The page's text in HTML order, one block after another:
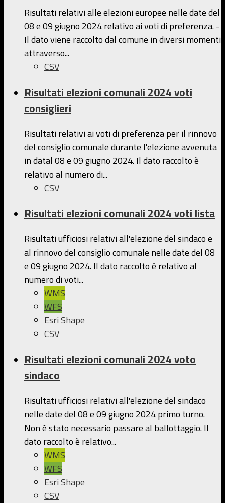
Risultati relativi alle elezioni europee nelle date del
08 e 09 giugno 2024 relativo ai voti di preferenza. -
Il dato viene raccolto dal comune in diversi momenti
attraverso...
CSV
Risultati elezioni comunali 2024 voti
consiglieri
Risultati relativi ai voti di preferenza per il rinnovo
del consiglio comunale durante l'elezione avvenuta
in datal 08 e 09 giugno 2024. Il dato raccolto è
relativo al numero di...
CSV
Risultati elezioni comunali 2024 voti lista
Risultati ufficiosi relativi all'elezione del sindaco e
al rinnovo del consiglio comunale nelle date del 08
e 09 giugno 2024. Il dato raccolto è relativo al
numero di voti...
WMS
WFS
Esri Shape
CSV
Risultati elezioni comunali 2024 voto
sindaco
Risultati ufficiosi relativi all'elezione del sindaco
nelle date del 08 e 09 giugno 2024 primo turno.
Non è stato necessario passare al ballottaggio. Il
dato raccolto è relativo...
WMS
WFS
Esri Shape
CSV